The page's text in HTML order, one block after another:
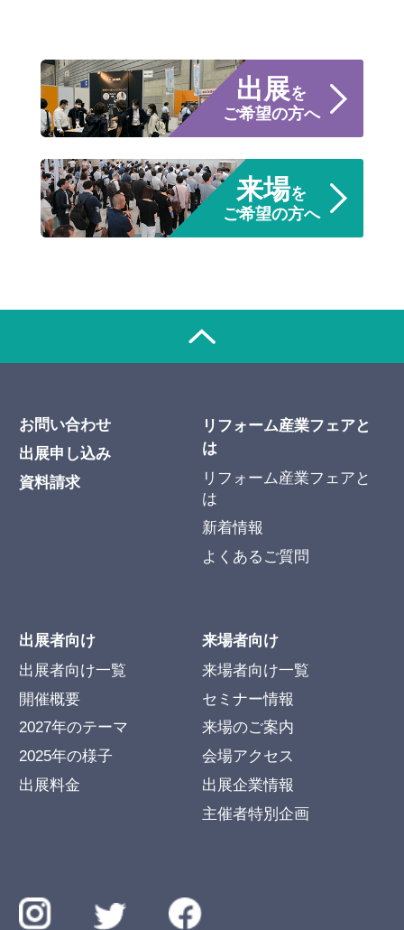
出展を
ご希望の方へ
来場を
ご希望の方へ
お問い合わせ
出展申し込み
資料請求
リフォーム産業フェアと
は
リフォーム産業フェアと
は
新着情報
よくあるご質問
出展者向け
出展者向け一覧
開催概要
2027年のテーマ
2025年の様子
出展料金
来場者向け
来場者向け一覧
セミナー情報
来場のご案内
会場アクセス
出展企業情報
主催者特別企画